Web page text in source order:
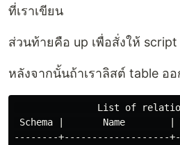
ที่เราเขียน
ส่วนท้ายคือ up เพื่อสั่งให้
หลังจากนั้นถ้าเราลิสต์ table อ
List of
Schema |       Name        |
--------+-------------------